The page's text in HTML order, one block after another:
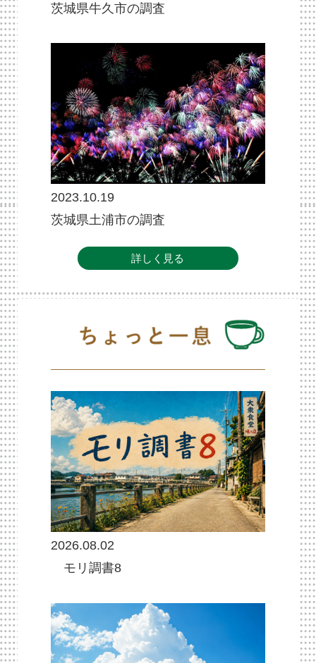
茨城県牛久市の調査
2023.10.19
茨城県土浦市の調査
詳しく見る
2026.08.02
モリ調書8